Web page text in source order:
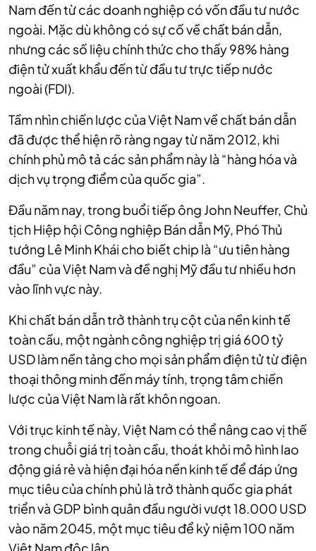
Nam đến từ các doanh nghiệp có vốn đầu tư nước
ngoài. Mặc dù không có sự cố về chất bán dẫn,
nhưng các số liệu chính thức cho thấy 98% hàng
điện tử xuất khẩu đến từ đầu tư trực tiếp nước
ngoài (FDI).
Tầm nhìn chiến lược của Việt Nam về chất bán dẫn
đã được thể hiện rõ ràng ngay từ năm 2012, khi
chính phủ mô tả các sản phẩm này là “hàng hóa và
dịch vụ trọng điểm của quốc gia”.
Đầu năm nay, trong buổi tiếp ông John Neuffer, Chủ
tịch Hiệp hội Công nghiệp Bán dẫn Mỹ, Phó Thủ
tướng Lê Minh Khái cho biết chip là “ưu tiên hàng
đầu” của Việt Nam và đề nghị Mỹ đầu tư nhiều hơn
vào lĩnh vực này.
Khi chất bán dẫn trở thành trụ cột của nền kinh tế
toàn cầu, một ngành công nghiệp trị giá 600 tỷ
USD làm nền tảng cho mọi sản phẩm điện tử từ điện
thoại thông minh đến máy tính, trọng tâm chiến
lược của Việt Nam là rất khôn ngoan.
Với trục kinh tế này, Việt Nam có thể nâng cao vị thế
trong chuỗi giá trị toàn cầu, thoát khỏi mô hình lao
động giá rẻ và hiện đại hóa nền kinh tế để đáp ứng
mục tiêu của chính phủ là trở thành quốc gia phát
triển và GDP bình quân đầu người vượt 18.000 USD
vào năm 2045, một mục tiêu để kỷ niệm 100 năm
Việt Nam độc lập.